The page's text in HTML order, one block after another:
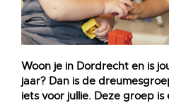
Woon je in Dordrecht en is
jaar? Dan is de
iets voor jullie. Deze groep